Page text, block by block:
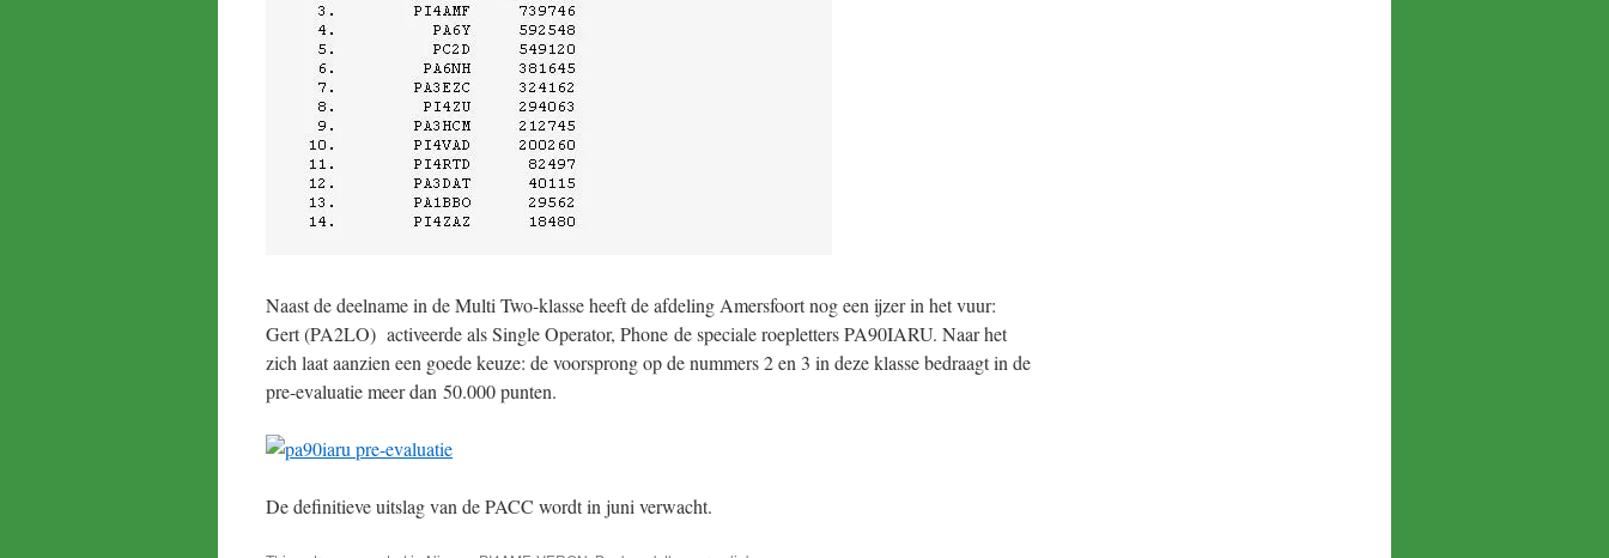
Naast de deelname in de Multi Two-klasse heeft de afdeling Amersfoort nog een ijzer in het vuur:
Gert (PA2LO) activeerde als Single Operator, Phone de speciale roepletters PA90IARU. Naar het
zich laat aanzien een goede keuze: de voorsprong op de nummers 2 en 3 in deze klasse bedraagt in de
pre-evaluatie meer dan 50.000 punten.
De definitieve uitslag van de PACC wordt in juni verwacht.